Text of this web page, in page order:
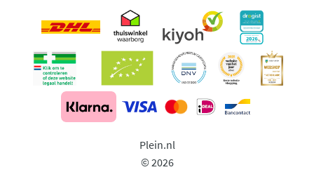
Plein.nl
© 2026